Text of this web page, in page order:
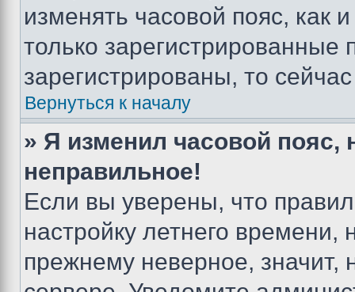
изменять часовой пояс, как
только
зарегистрированы, то
Вернуться к началу
» Я изменил часовой пояс,
неправильное!
Если вы уверены, что
настройку летнего
прежнему неверное, значит,